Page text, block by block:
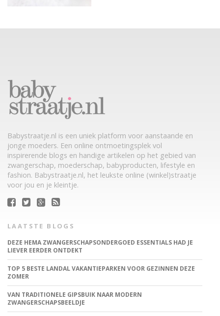
Babystraatje.nl is een uniek platform voor aanstaande en
jonge moeders. Een online ontmoetingsplek vol
inspirerende blogs en handige artikelen op het gebied van
zwangerschap, moederschap, babyproducten, lifestyle en
fashion. Babystraatje.nl, het leukste online (winkel)straatje
voor jou en je kleintje.
LAATSTE BLOGS
DEZE HEMA ZWANGERSCHAPSONDERGOED ESSENTIALS HAD JE
LIEVER EERDER ONTDEKT
TOP 5 BESTE LANDAL VAKANTIEPARKEN VOOR GEZINNEN DEZE
ZOMER
VAN TRADITIONELE GIPSBUIK NAAR MODERN
ZWANGERSCHAPSBEELDJE